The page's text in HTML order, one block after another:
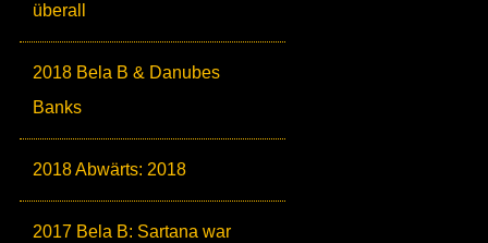
überall
2018 Bela B & Danubes
Banks
2018 Abwärts: 2018
2017 Bela B: Sartana war